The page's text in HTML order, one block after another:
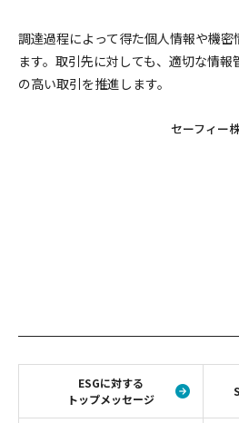
調達過程によって得た個人情報や機
ます。取引先に対しても、適切な情
の高い取引を推進します。
セーフィー
ESGに対する
トップメッセージ